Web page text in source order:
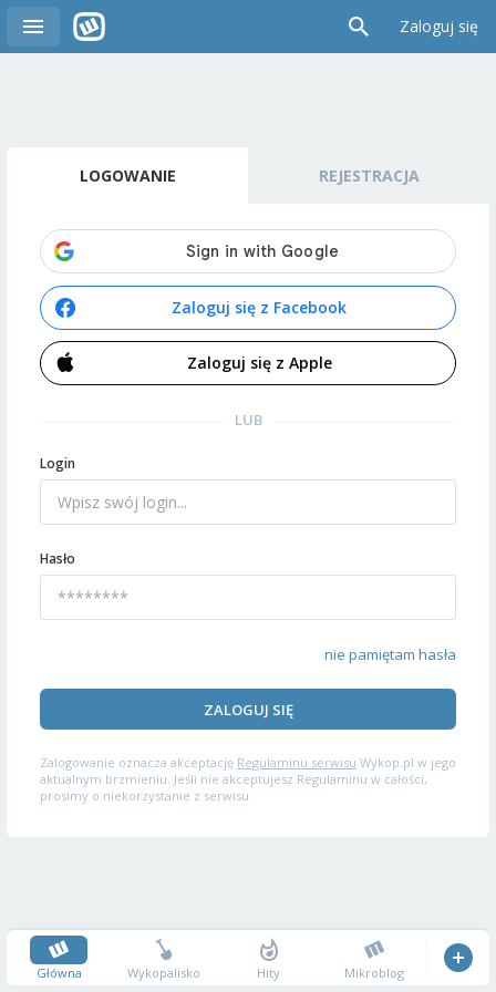
Zaloguj się
LOGOWANIE REJESTRACJA
Zaloguj się z Facebook
Zaloguj się z Apple
LUB
Login
Hasło
nie pamiętam hasła
ZALOGUJ SIĘ
Zalogowanie oznacza akceptację Regulaminu serwisu Wykop.pl w jego
aktualnym brzmieniu. Jeśli nie akceptujesz Regulaminu w całości,
prosimy o niekorzystanie z serwisu.
Główna Wykopalisko Hity Mikroblog